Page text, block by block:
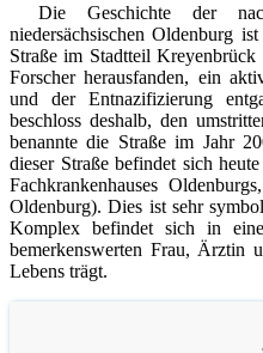
Die Geschichte der
niedersächsischen Oldenburg
Straße im Stadtteil
Forscher herausfanden, ein
und der Entnazifizierung
beschloss deshalb, den
benannte die Straße im Jahr
dieser Straße befindet sich
Fachkrankenhauses
Oldenburg). Dies ist sehr
Komplex befindet sich in
bemerkenswerten Frau, Ärztin
Lebens trägt.